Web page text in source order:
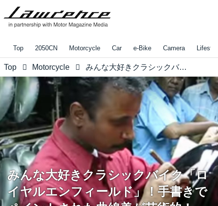
Top 2050CN Motorcycle Car e-Bike Camera
Top Motorcycle みんな大好きクラシックバイク「ロイヤルエンフィールド」！手書きでペイントされた曲線美が芸術的！
みんな大好きクラシックバイク「ロ
イヤルエンフィールド」！手書きで